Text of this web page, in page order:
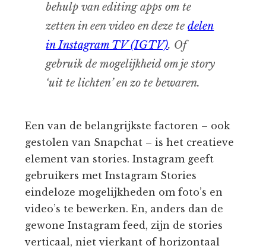
behulp van editing apps om te
zetten in een video en deze tedelen
in Instagram TV (IGTV). Of
gebruik de mogelijkheid om je story
‘uit te lichten’ en zo te bewaren.
Een van de belangrijkste factoren – ook
gestolen van Snapchat – is het creatieve
element van stories. Instagram geeft
gebruikers met Instagram Stories
eindeloze mogelijkheden om foto’s en
video’s te bewerken. En, anders dan de
gewone Instagram feed, zijn de stories
verticaal, niet vierkant of horizontaal